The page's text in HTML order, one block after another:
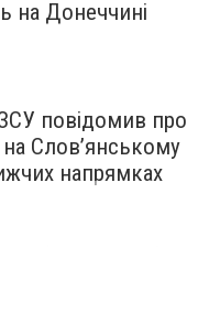
на Донеччині
повідомив про
Слов’янському
напрямках
7 серпня